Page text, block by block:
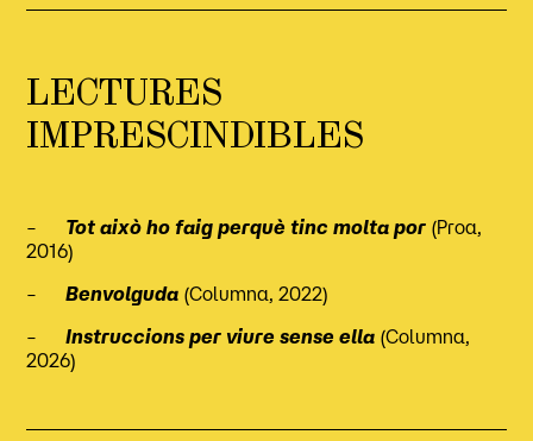
LECTURES
IMPRESCINDIBLES
– Tot això ho faig perquè tinc molta por (Proa,
2016)
–Benvolguda (Columna, 2022)
–Instruccions per viure sense ella (Columna,
2026)